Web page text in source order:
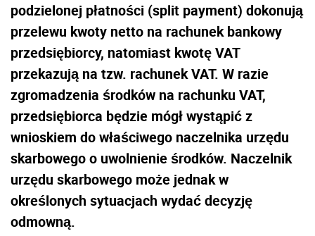
podzielonej płatności (split payment) dokonują
przelewu kwoty netto na rachunek bankowy
przedsiębiorcy, natomiast kwotę VAT
przekazują na tzw. rachunek VAT. W razie
zgromadzenia środków na rachunku VAT,
przedsiębiorca będzie mógł wystąpić z
wnioskiem do właściwego naczelnika urzędu
skarbowego o uwolnienie środków. Naczelnik
urzędu skarbowego może jednak w
określonych sytuacjach wydać decyzję
odmowną.